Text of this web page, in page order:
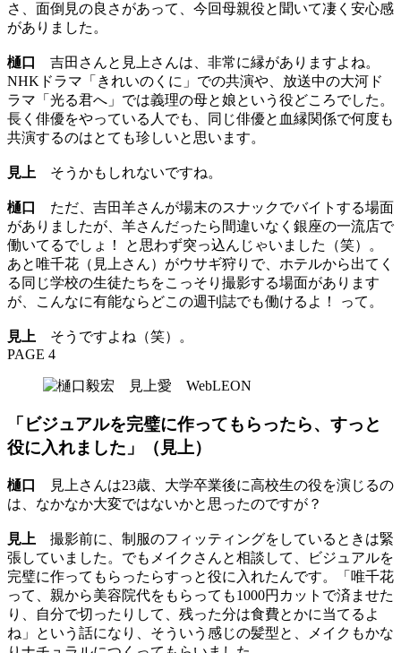
さ、面倒見の良さがあって、今回母親役と聞いて凄く安心感
がありました。
樋口
吉田さんと見上さんは、非常に縁がありますよね。
NHKドラマ「きれいのくに」での共演や、放送中の大河ド
ラマ「光る君へ」では義理の母と娘という役どころでした。
長く俳優をやっている人でも、同じ俳優と血縁関係で何度も
共演するのはとても珍しいと思います。
見上 そうかもしれないですね。
樋口
ただ、吉田羊さんが場末のスナックでバイトする場面
がありましたが、羊さんだったら間違いなく銀座の一流店で
働いてるでしょ！ と思わず突っ込んじゃいました（笑）。
あと唯千花（見上さん）がウサギ狩りで、ホテルから出てく
る同じ学校の生徒たちをこっそり撮影する場面があります
が、こんなに有能ならどこの週刊誌でも働けるよ！ って。
見上 そうですよね（笑）。
PAGE 4
「ビジュアルを完璧に作ってもらったら、すっと
役に入れました」（見上）
樋口
見上さんは23歳、大学卒業後に高校生の役を演じるの
は、なかなか大変ではないかと思ったのですが？
見上 撮影前に、制服のフィッティングをしているときは緊
張していました。でもメイクさんと相談して、ビジュアルを
完璧に作ってもらったらすっと役に入れたんです。「唯千花
って、親から美容院代をもらっても1000円カットで済ませた
り、自分で切ったりして、残った分は食費とかに当てるよ
ね」という話になり、そういう感じの髪型と、メイクもかな